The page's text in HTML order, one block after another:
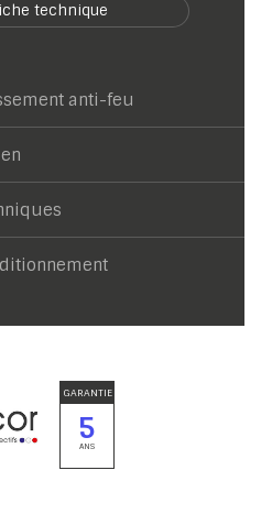
technique
anti-feu
GARANTIE
5
ANS